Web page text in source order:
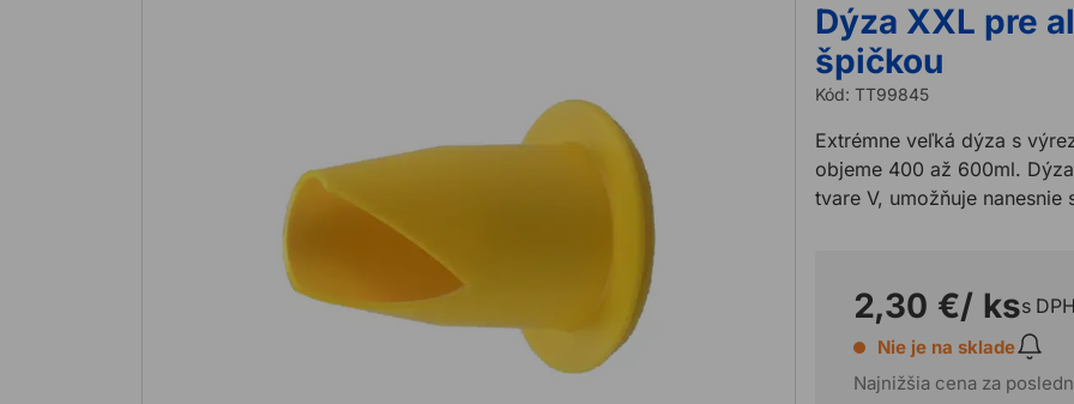
Dýza XXL pre
špičkou
Kód: TT99845
Extrémne veľká dýza s
objeme 400 až 600ml.
tvare V, umožňuje
2,30 €/ kss DPH
Nie je na sklade
Najnižšia cena za